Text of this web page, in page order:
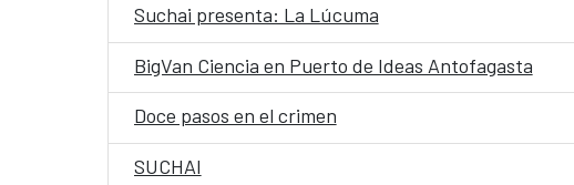
Suchai presenta: La Lúcuma
BigVan Ciencia en Puerto de Ideas Antofagasta
Doce pasos en el crimen
SUCHAI